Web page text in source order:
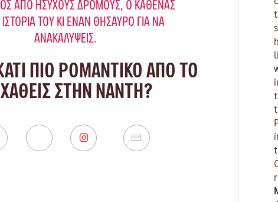
ΑΠΌ ΉΣΥΧΟΥΣ ΔΡΌΜΟΥΣ, Ο ΚΑΘΈΝΑΣ
ΤΟΥ ΚΙ ΈΝΑΝ ΘΗΣΑΥΡΌ ΓΙΑ ΝΑ
ΑΝΑΚΑΛΎΨΕΙΣ.
ΠΙΟ ΡΟΜΑΝΤΙΚΟ ΑΠΟ ΤΟ
ΣΤΗΝ ΝΆΝΤΗ?